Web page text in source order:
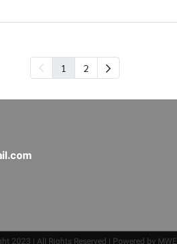
1 2
2023 | All Rights Reserved | Powered by MWE